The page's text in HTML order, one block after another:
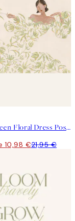
Lady in Green Floral Dress Poster
10,98 €21,95 €